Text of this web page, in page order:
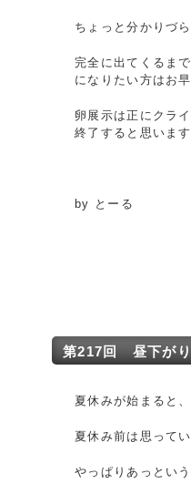
ちょっと分かりづ
完全に出てくるま
になりたい方はお
卵展示は正にクラ
終了すると思いま
by とーる
第217回 昼下が
夏休みが始まると
夏休み前は思って
やっぱりあっとい